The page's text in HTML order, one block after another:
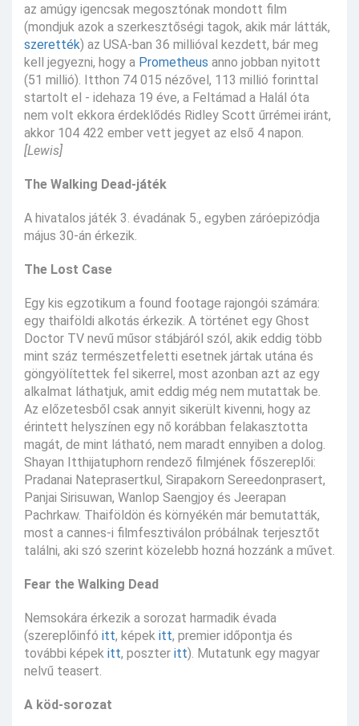
az amúgy igencsak megosztónak mondott film
(mondjuk azok a szerkesztőségi tagok, akik már látták,
szerették) az USA-ban 36 millióval kezdett, bár meg
kell jegyezni, hogy a Prometheus anno jobban nyitott
(51 millió). Itthon 74 015 nézővel, 113 millió forinttal
startolt el - idehaza 19 éve, a Feltámad a Halál óta
nem volt ekkora érdeklődés Ridley Scott űrrémei iránt,
akkor 104 422 ember vett jegyet az első 4 napon.
[Lewis]
The Walking Dead-játék
A hivatalos játék 3. évadának 5., egyben záróepizódja
május 30-án érkezik.
The Lost Case
Egy kis egzotikum a found footage rajongói számára:
egy thaiföldi alkotás érkezik. A történet egy Ghost
Doctor TV nevű műsor stábjáról szól, akik eddig több
mint száz természetfeletti esetnek jártak utána és
göngyölítettek fel sikerrel, most azonban azt az egy
alkalmat láthatjuk, amit eddig még nem mutattak be.
Az előzetesből csak annyit sikerült kivenni, hogy az
érintett helyszínen egy nő korábban felakasztotta
magát, de mint látható, nem maradt ennyiben a dolog.
Shayan Itthijatuphorn rendező filmjének főszereplői:
Pradanai Nateprasertkul, Sirapakorn Sereedonprasert,
Panjai Sirisuwan, Wanlop Saengjoy és Jeerapan
Pachrkaw. Thaiföldön és környékén már bemutatták,
most a cannes-i filmfesztiválon próbálnak terjesztőt
találni, aki szó szerint közelebb hozná hozzánk a művet.
Fear the Walking Dead
Nemsokára érkezik a sorozat harmadik évada
(szereplőinfó itt, képek itt, premier időpontja és
további képek itt, poszter itt). Mutatunk egy magyar
nelvű teasert.
A köd-sorozat